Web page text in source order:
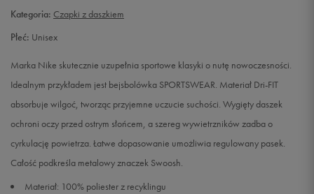
Kategoria: Czapki z daszkiem
Płeć: Unisex
Marka Nike skutecznie uzupełnia sportowe klasyki o nutę nowoczesności.
Idealnym przykładem jest bejsbolówka SPORTSWEAR. Materiał Dri-FIT
absorbuje wilgoć, tworząc przyjemne uczucie suchości. Wygięty daszek
ochroni oczy przed ostrym słońcem, a szereg wywietrzników zadba o
cyrkulację powietrza. Łatwe dopasowanie umożliwia regulowany pasek.
Całość podkreśla metalowy znaczek Swoosh.
Materiał: 100% poliester z recyklingu